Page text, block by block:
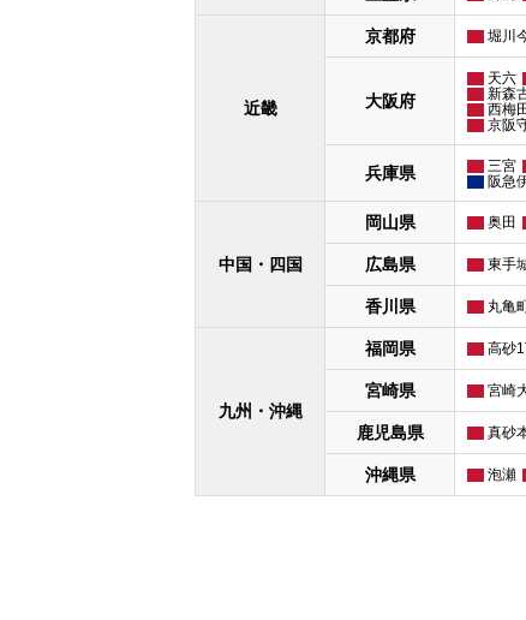
近畿
京都府 堀川
大阪府
天六
新森
西梅
京阪
兵庫県 三宮
阪急
中国・四国
岡山県 奥田
広島県 東手
香川県 丸亀
九州・沖縄
福岡県 高砂
宮崎県 宮崎
鹿児島県 真砂
沖縄県 泡瀬